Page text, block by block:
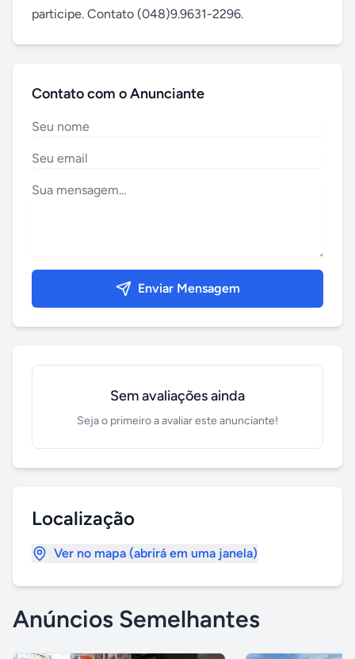
participe. Contato (048)9.9631-2296.
Contato com o Anunciante
Enviar Mensagem
Sem avaliações ainda
Seja o primeiro a avaliar este anunciante!
Localização
Ver no mapa (abrirá em uma janela)
Anúncios Semelhantes